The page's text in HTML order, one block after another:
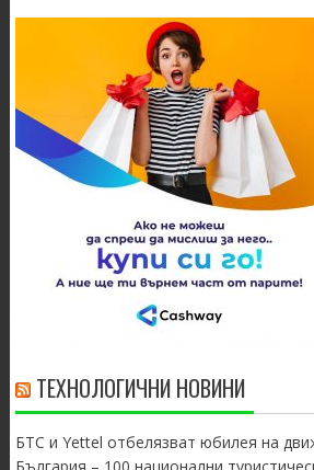
ТЕХНОЛОГИЧНИ НОВИНИ
БТС и Yettel отбелязват юбилея на